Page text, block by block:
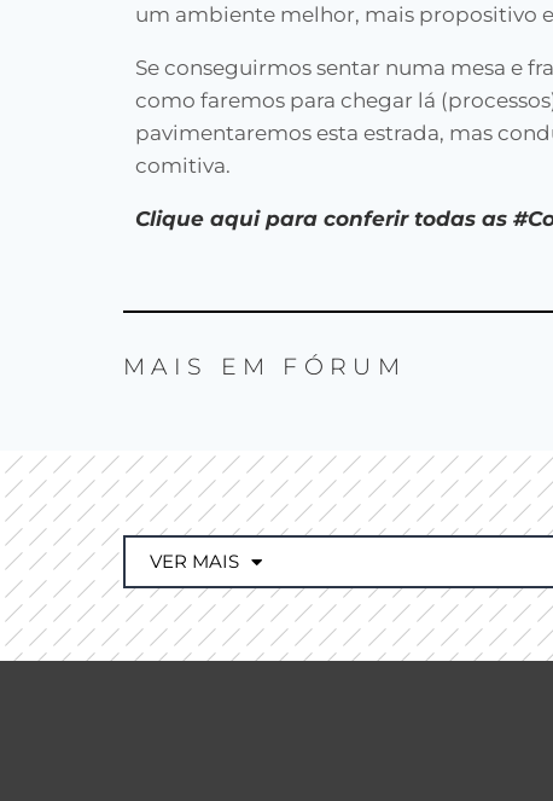
um ambiente melhor, mais propositivo
Se conseguirmos sentar numa mesa e
como faremos para chegar lá
pavimentaremos esta estrada, mas
comitiva.
Clique aqui para conferir todas as
MAIS EM FÓRUM
VER MAIS